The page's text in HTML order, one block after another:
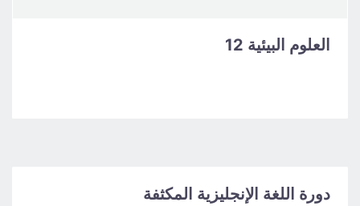
العلوم البيئية 12
دورة اللغة الإنجليزية المكثفة